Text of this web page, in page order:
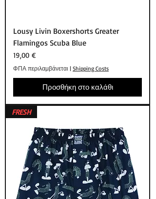
Lousy Livin Boxershorts Greater
Flamingos Scuba Blue
Τιμή
19,00 €
ΦΠΑ περιλαμβάνεται | Shipping Costs
Προσθήκη στο καλάθι
FRESH